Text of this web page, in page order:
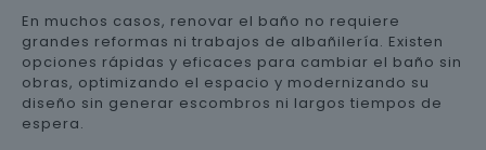
En muchos casos, renovar el baño no requiere
grandes reformas ni trabajos de albañilería. Existen
opciones rápidas y eficaces para cambiar el baño sin
obras, optimizando el espacio y modernizando su
diseño sin generar escombros ni largos tiempos de
espera.